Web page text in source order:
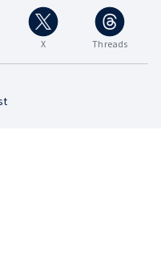
X Threads